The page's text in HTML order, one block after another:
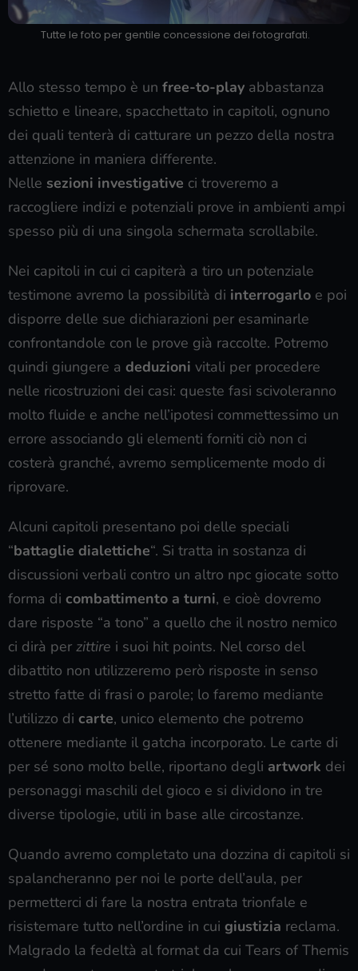
Tutte le foto per gentile concessione dei fotografati.
Allo stesso tempo è un free-to-play abbastanza
schietto e lineare, spacchettato in capitoli, ognuno
dei quali tenterà di catturare un pezzo della nostra
attenzione in maniera differente.
Nelle sezioni investigative ci troveremo a
raccogliere indizi e potenziali prove in ambienti ampi
spesso più di una singola schermata scrollabile.
Nei capitoli in cui ci capiterà a tiro un potenziale
testimone avremo la possibilità di interrogarlo e poi
disporre delle sue dichiarazioni per esaminarle
confrontandole con le prove già raccolte. Potremo
quindi giungere a deduzioni vitali per procedere
nelle ricostruzioni dei casi: queste fasi scivoleranno
molto fluide e anche nell’ipotesi commettessimo un
errore associando gli elementi forniti ciò non ci
costerà granché, avremo semplicemente modo di
riprovare.
Alcuni capitoli presentano poi delle speciali
“battaglie dialettiche“. Si tratta in sostanza di
discussioni verbali contro un altro npc giocate sotto
forma di combattimento a turni, e cioè dovremo
dare risposte “a tono” a quello che il nostro nemico
ci dirà per zittire i suoi hit points. Nel corso del
dibattito non utilizzeremo però risposte in senso
stretto fatte di frasi o parole; lo faremo mediante
l’utilizzo di carte, unico elemento che potremo
ottenere mediante il gatcha incorporato. Le carte di
per sé sono molto belle, riportano degli artwork dei
personaggi maschili del gioco e si dividono in tre
diverse tipologie, utili in base alle circostanze.
Quando avremo completato una dozzina di capitoli si
spalancheranno per noi le porte dell’aula, per
permetterci di fare la nostra entrata trionfale e
risistemare tutto nell’ordine in cui giustizia reclama.
Malgrado la fedeltà al format da cui Tears of Themis